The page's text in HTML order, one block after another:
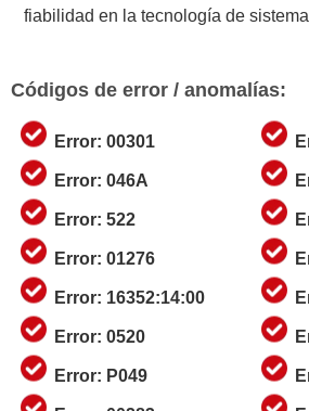
fiabilidad en la tecnología de
Códigos de error / anomalías:
Error: 00301
Error: 046A
Error: 522
Error: 01276
Error: 16352:14:00
Error: 0520
Error: P049